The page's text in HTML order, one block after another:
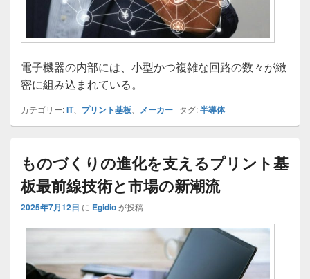
電子機器の内部には、小型かつ複雑な回路の数々が緻
密に組み込まれている。
カテゴリー:IT、 プリント基板 メーカー | タグ:半導体
ものづくりの進化を支えるプリント基
板最前線技術と市場の新潮流
2025年7月12日 に Egidioが投稿